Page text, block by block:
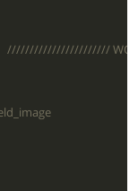
//node->field_news_images => node->field_image